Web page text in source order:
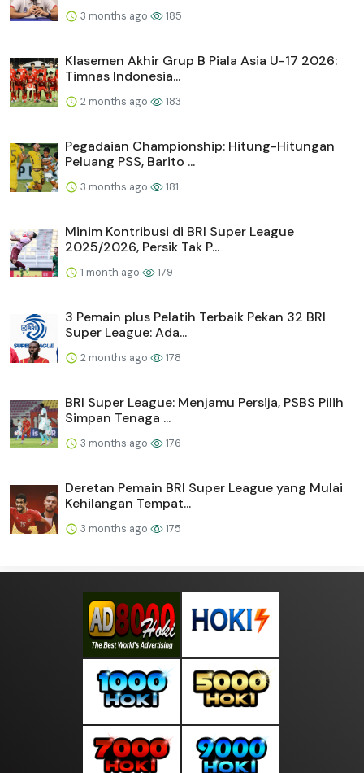
3 months ago 185
Klasemen Akhir Grup B Piala Asia U-17 2026:
Timnas Indonesia...
2 months ago 183
Pegadaian Championship: Hitung-Hitungan
Peluang PSS, Barito ...
3 months ago 181
Minim Kontribusi di BRI Super League
2025/2026, Persik Tak P...
1 month ago 179
3 Pemain plus Pelatih Terbaik Pekan 32 BRI
Super League: Ada...
2 months ago 178
BRI Super League: Menjamu Persija, PSBS Pilih
Simpan Tenaga ...
3 months ago 176
Deretan Pemain BRI Super League yang Mulai
Kehilangan Tempat...
3 months ago 175